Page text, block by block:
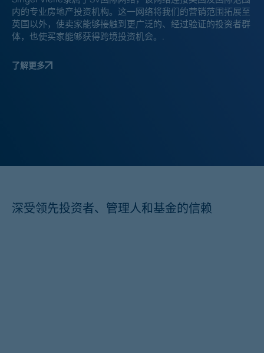
内的专业房地产投资机构。这一网络将我们的营销范围拓展至
英国以外，使卖家能够接触到更广泛的、经过验证的投资者群
体，也使买家能够获得跨境投资机会。.
了解更多
深受领先投资者、管理人和基金的信赖